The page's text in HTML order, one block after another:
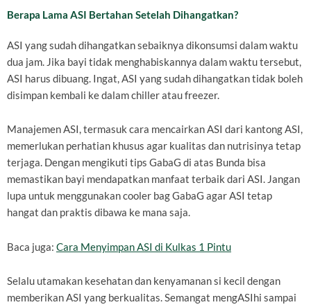
Berapa Lama ASI Bertahan Setelah Dihangatkan?
ASI yang sudah dihangatkan sebaiknya dikonsumsi dalam waktu
dua jam. Jika bayi tidak menghabiskannya dalam waktu tersebut,
ASI harus dibuang. Ingat, ASI yang sudah dihangatkan tidak boleh
disimpan kembali ke dalam chiller atau freezer.
Manajemen ASI, termasuk cara mencairkan ASI dari kantong ASI,
memerlukan perhatian khusus agar kualitas dan nutrisinya tetap
terjaga. Dengan mengikuti tips GabaG di atas Bunda bisa
memastikan bayi mendapatkan manfaat terbaik dari ASI. Jangan
lupa untuk menggunakan cooler bag GabaG agar ASI tetap
hangat dan praktis dibawa ke mana saja.
Baca juga: Cara Menyimpan ASI di Kulkas 1 Pintu
Selalu utamakan kesehatan dan kenyamanan si kecil dengan
memberikan ASI yang berkualitas. Semangat mengASIhi sampai